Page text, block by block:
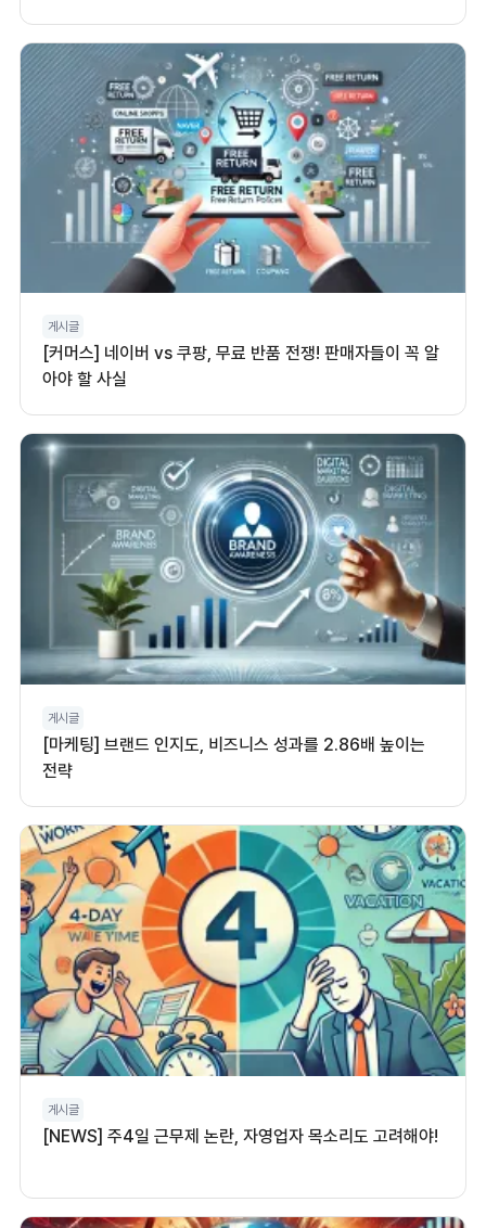
게시글
[커머스] 네이버 vs 쿠팡, 무료 반품 전쟁! 판매자들이 꼭 알
아야 할 사실
게시글
[마케팅] 브랜드 인지도, 비즈니스 성과를 2.86배 높이는
전략
게시글
[NEWS] 주4일 근무제 논란, 자영업자 목소리도 고려해야!